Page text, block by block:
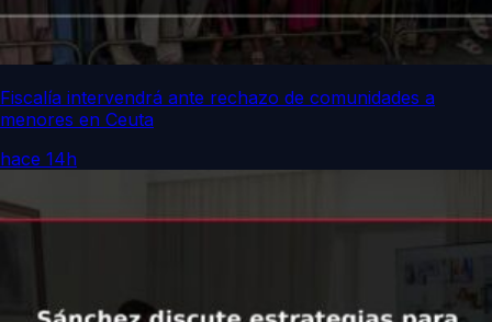
Fiscalía intervendrá ante rechazo de comunidades a
menores en Ceuta
hace 14h